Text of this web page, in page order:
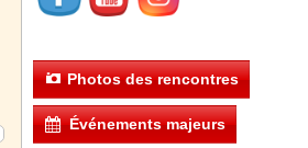
Photos des rencontres
Événements majeurs